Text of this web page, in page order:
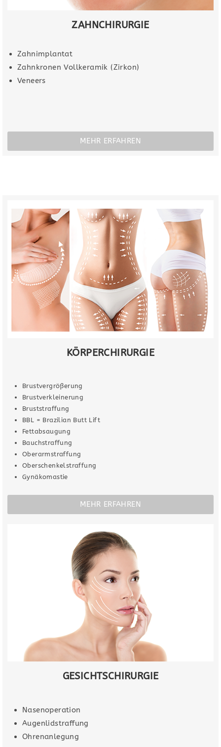
ZAHNCHIRURGIE
Zahnimplantat
Zahnkronen Vollkeramik (Zirkon)
Veneers
MEHR ERFAHREN
KÖRPERCHIRURGIE
Brustvergrößerung
Brustverkleinerung
Bruststraffung
BBL = Brazilian Butt Lift
Fettabsaugung
Bauchstraffung
Oberarmstraffung
Oberschenkelstraffung
Gynäkomastie
MEHR ERFAHREN
GESICHTSCHIRURGIE
Nasenoperation
Augenlidstraffung
Ohrenanlegung